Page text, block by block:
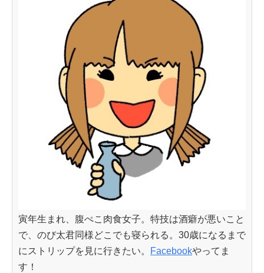
寅年生まれ、腹ぺこ肉食女子。特技は酒癖が悪いこと
で、のび太君同様どこでも寝られる。30歳になるまで
にストリップを見に行きたい。
Facebookやってま
す！